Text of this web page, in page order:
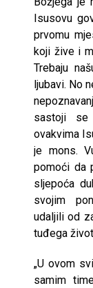
Isusovu
prvomu
koji žive i
Trebaju
ljubavi. No
sastoji
ovakvima
je mons.
pomoći da
sljepoća
svojim
udaljili od
tuđega
„U ovom
samim